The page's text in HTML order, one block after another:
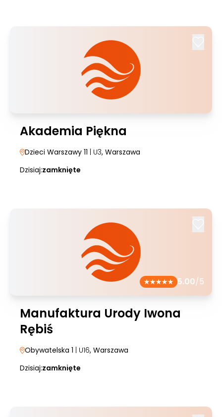
Akademia Piękna
Dzieci Warszawy 11 | U3, Warszawa
Dzisiaj:zamknięte
5.00/5
Manufaktura Urody Iwona
Rębiś
Obywatelska 1 | U16, Warszawa
Dzisiaj:zamknięte